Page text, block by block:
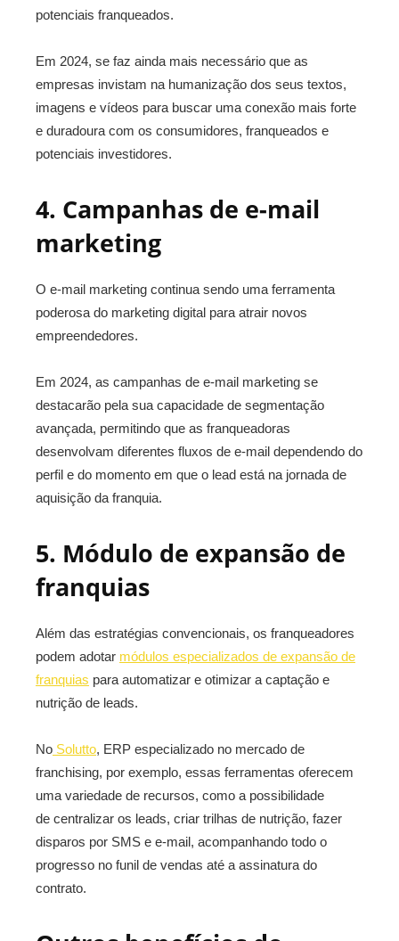
potenciais franqueados.
Em 2024, se faz ainda mais necessário que as
empresas invistam na humanização dos seus textos,
imagens e vídeos para buscar uma conexão mais forte
e duradoura com os consumidores, franqueados e
potenciais investidores.
4. Campanhas de e-mail
marketing
O e-mail marketing continua sendo uma ferramenta
poderosa do marketing digital para atrair novos
empreendedores.
Em 2024, as campanhas de e-mail marketing se
destacarão pela sua capacidade de segmentação
avançada, permitindo que as franqueadoras
desenvolvam diferentes fluxos de e-mail dependendo do
perfil e do momento em que o lead está na jornada de
aquisição da franquia.
5. Módulo de expansão de
franquias
Além das estratégias convencionais, os franqueadores
podem adotar módulos especializados de expansão de
franquias para automatizar e otimizar a captação e
nutrição de leads.
No Solutto, ERP especializado no mercado de
franchising, por exemplo, essas ferramentas oferecem
uma variedade de recursos, como a possibilidade
de centralizar os leads, criar trilhas de nutrição, fazer
disparos por SMS e e-mail, acompanhando todo o
progresso no funil de vendas até a assinatura do
contrato.